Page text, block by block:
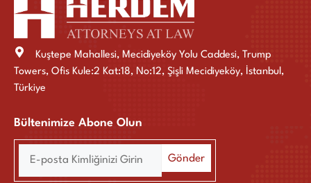
Kuştepe Mahallesi, Mecidiyeköy Yolu Caddesi, Trump
Towers, Ofis Kule:2 Kat:18, No:12, Şişli Mecidiyeköy, İstanbul,
Türkiye
Bültenimize Abone Olun